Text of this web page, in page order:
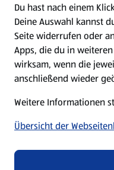
Du hast nach einem
Deine Auswahl kannst
Seite widerrufen oder
Apps, die du in
wirksam, wenn die
anschließend wieder
Weitere Informationen
Übersicht der